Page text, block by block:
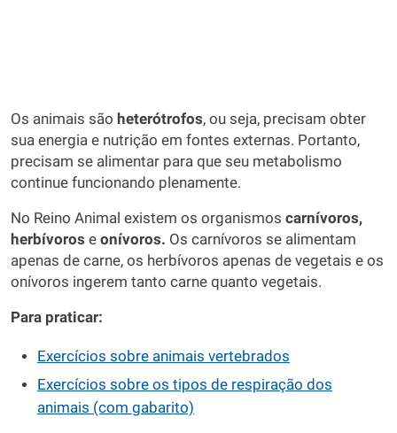
Os animais são heterótrofos, ou seja, precisam obter
sua energia e nutrição em fontes externas. Portanto,
precisam se alimentar para que seu metabolismo
continue funcionando plenamente.
No Reino Animal existem os organismos carnívoros,
herbívoros e onívoros. Os carnívoros se alimentam
apenas de carne, os herbívoros apenas de vegetais e os
onívoros ingerem tanto carne quanto vegetais.
Para praticar:
Exercícios sobre animais vertebrados
Exercícios sobre os tipos de respiração dos
animais (com gabarito)